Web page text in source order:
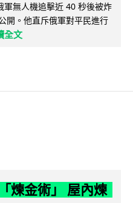
軍無人機追擊近 40 秒後被炸
開。他直斥俄軍對平民進行
全文
煉金術」 屋內煉